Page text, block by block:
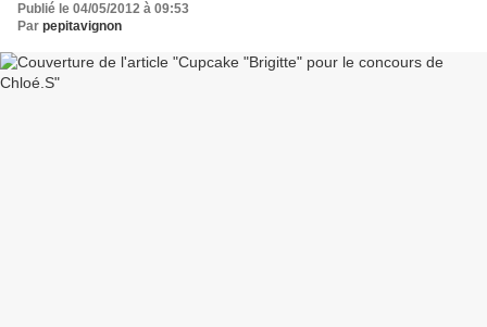
Publié le 04/05/2012 à 09:53
Par pepitavignon